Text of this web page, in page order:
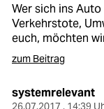
Wer sich ins
Verkehrstote,
euch, möchten
zum Beitrag
systemrelevant
26.07.2017 , 14:39